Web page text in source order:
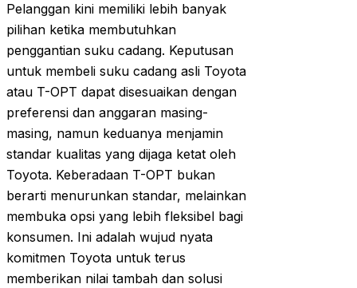
Pelanggan kini memiliki lebih banyak
pilihan ketika membutuhkan
penggantian suku cadang. Keputusan
untuk membeli suku cadang asli Toyota
atau T-OPT dapat disesuaikan dengan
preferensi dan anggaran masing-
masing, namun keduanya menjamin
standar kualitas yang dijaga ketat oleh
Toyota. Keberadaan T-OPT bukan
berarti menurunkan standar, melainkan
membuka opsi yang lebih fleksibel bagi
konsumen. Ini adalah wujud nyata
komitmen Toyota untuk terus
memberikan nilai tambah dan solusi